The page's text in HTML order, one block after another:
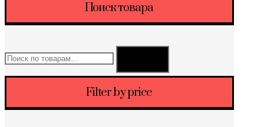
Поиск товара
Искать:
Filter by price